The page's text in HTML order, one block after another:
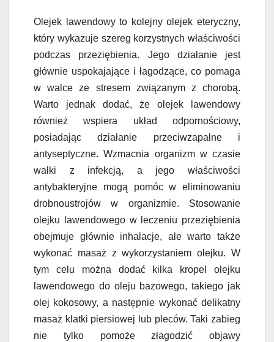
Olejek lawendowy to kolejny olejek eteryczny,
który wykazuje szereg korzystnych właściwości
podczas przeziębienia. Jego działanie jest
głównie uspokajające i łagodzące, co pomaga
w walce ze stresem związanym z chorobą.
Warto jednak dodać, że olejek lawendowy
również wspiera układ odpornościowy,
posiadając działanie przeciwzapalne i
antyseptyczne. Wzmacnia organizm w czasie
walki z infekcją, a jego właściwości
antybakteryjne mogą pomóc w eliminowaniu
drobnoustrojów w organizmie. Stosowanie
olejku lawendowego w leczeniu przeziębienia
obejmuje głównie inhalacje, ale warto także
wykonać masaż z wykorzystaniem olejku. W
tym celu można dodać kilka kropel olejku
lawendowego do oleju bazowego, takiego jak
olej kokosowy, a następnie wykonać delikatny
masaż klatki piersiowej lub pleców. Taki zabieg
nie tylko pomoże złagodzić objawy